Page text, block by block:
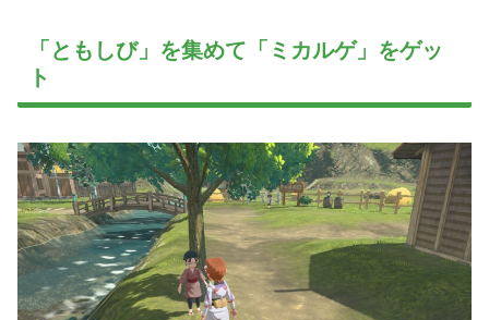
「ともしび」を集めて「ミカルゲ」をゲッ
ト